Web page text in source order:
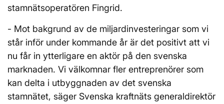
stamnätsoperatören Fingrid.
- Mot bakgrund av de miljardinvesteringar som vi
står inför under kommande år är det positivt att vi
nu får in ytterligare en aktör på den svenska
marknaden. Vi välkomnar fler entreprenörer som
kan delta i utbyggnaden av det svenska
stamnätet, säger Svenska kraftnäts generaldirektör